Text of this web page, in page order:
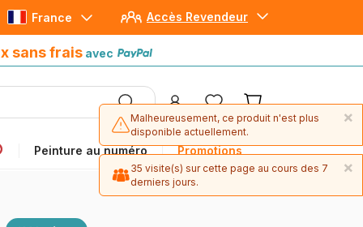
Accès Revendeur
France
sans frais avec
Peinture au numéro Promotions
avec Paypal
×
Malheureusement, ce produit n'est plus
disponible actuellement.
×
35 visite(s) sur cette page au cours des 7
derniers jours.